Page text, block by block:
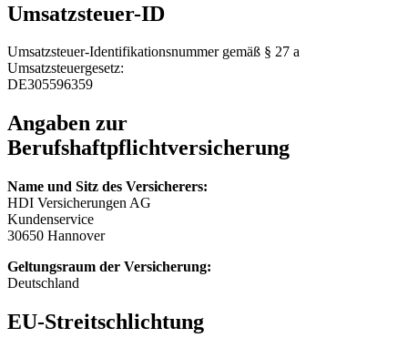
Umsatzsteuer-ID
Umsatzsteuer-Identifikationsnummer gemäß § 27 a
Umsatzsteuergesetz:
DE305596359
Angaben zur
Berufshaftpflichtversicherung
Name und Sitz des Versicherers:
HDI Versicherungen AG
Kundenservice
30650 Hannover
Geltungsraum der Versicherung:
Deutschland
EU-Streitschlichtung